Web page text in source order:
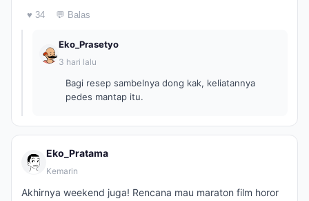
♥ 34 💬 Balas
Eko_Prasetyo
3 hari lalu
Bagi resep sambelnya dong kak, keliatannya
pedes mantap itu.
Eko_Pratama
Kemarin
Akhirnya weekend juga! Rencana mau maraton film horor